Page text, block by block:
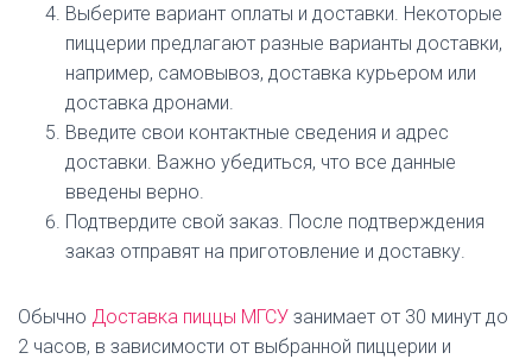
Выберите вариант оплаты и доставки. Некоторые
пиццерии предлагают разные варианты доставки,
например, самовывоз, доставка курьером или
доставка дронами.
Введите свои контактные сведения и адрес
доставки. Важно убедиться, что все данные
введены верно.
Подтвердите свой заказ. После подтверждения
заказ отправят на приготовление и доставку.
Обычно Доставка пиццы МГСУ занимает от 30 минут до
2 часов, в зависимости от выбранной пиццерии и